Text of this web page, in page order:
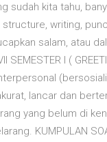
sudah kita tahu,
writing,
salam, atau
SEMESTER I (
lancar dan
yang belum di
KUMPULAN